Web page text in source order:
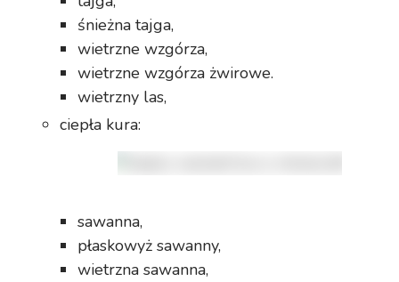
śnieżna tajga,
wietrzne wzgórza,
wietrzne wzgórza żwirowe.
wietrzny las,
ciepła kura:
sawanna,
płaskowyż sawanny,
wietrzna sawanna,